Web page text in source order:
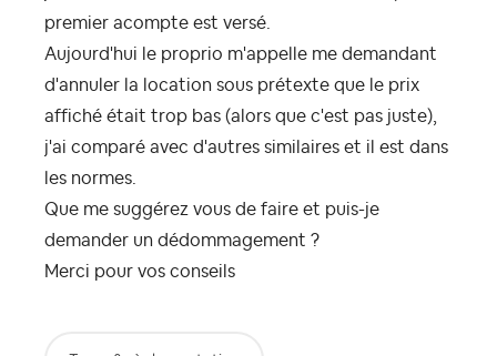
premier acompte est versé.
Aujourd'hui le proprio m'appelle me demandant
d'annuler la location sous prétexte que le prix
affiché était trop bas (alors que c'est pas juste),
j'ai comparé avec d'autres similaires et il est dans
les normes.
Que me suggérez vous de faire et puis-je
demander un dédommagement ?
Merci pour vos conseils